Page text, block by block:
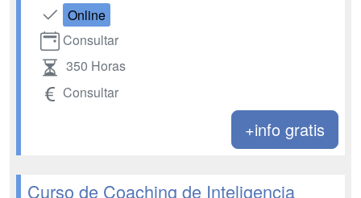
Online
Consultar
350 Horas
Consultar
+info gratis
Curso de Coaching de Inteligencia